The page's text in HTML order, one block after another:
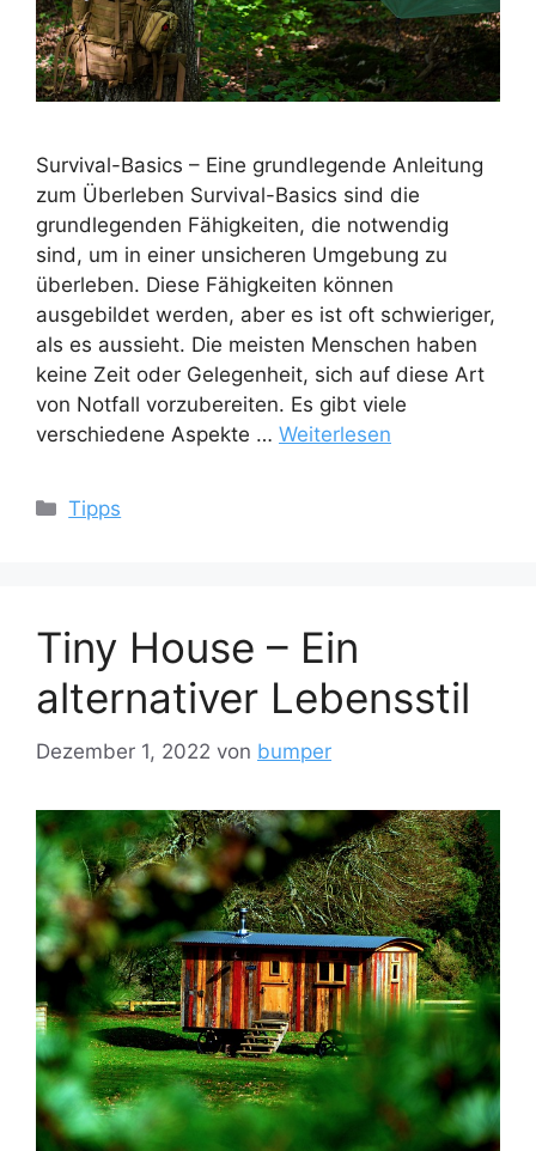
Survival-Basics – Eine grundlegende Anleitung
zum Überleben Survival-Basics sind die
grundlegenden Fähigkeiten, die notwendig
sind, um in einer unsicheren Umgebung zu
überleben. Diese Fähigkeiten können
ausgebildet werden, aber es ist oft schwieriger,
als es aussieht. Die meisten Menschen haben
keine Zeit oder Gelegenheit, sich auf diese Art
von Notfall vorzubereiten. Es gibt viele
verschiedene Aspekte … Weiterlesen
Kategorien
Tipps
Tiny House – Ein
alternativer Lebensstil
Dezember 1, 2022 von bumper